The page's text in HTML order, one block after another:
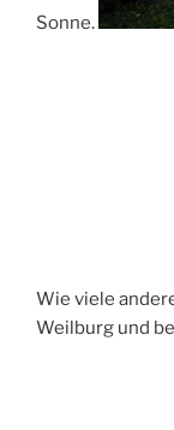
Sonne.
Wie viele
Weilburg und